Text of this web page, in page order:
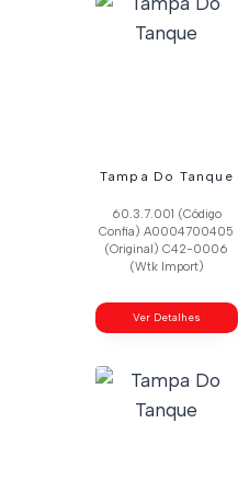
Tampa Do Tanque
60.3.7.001 (Código
Confia) A0004700405
(Original) C42-0006
(Wtk Import)
Ver Detalhes